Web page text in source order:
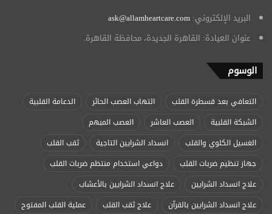
البريد الإلكتروني: ask@allamheartcare.com
عنوان العيادة: القاهرة الجديدة، محافظة القاهرة.
الوسوم
التعافي بعد قسطرة القلب التهاب العصب الحائر
الدعامة القلبية
الشبكة القلبية
العصب العاشر
العصب المبهم
الغسيل الكلوي والقلب
انسداد الشرايين التاجية
ثقب القلب
جهاز تنظيم ضربات القلب
دواعي استخدام منتظم ضربات القلب
علاج انسداد الشرايين
علاج انسداد الشرايين بالأعشاب
علاج انسداد الشرايين بالقرآن
علاج ثقب القلب
عملية القلب المفتوح